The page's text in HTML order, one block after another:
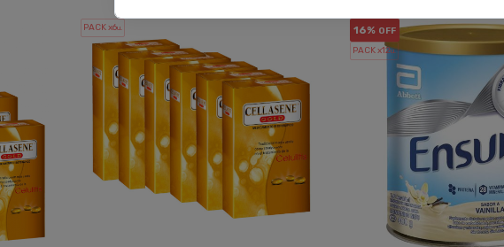
PACK x6u. 16% OFF
PACK x12u.